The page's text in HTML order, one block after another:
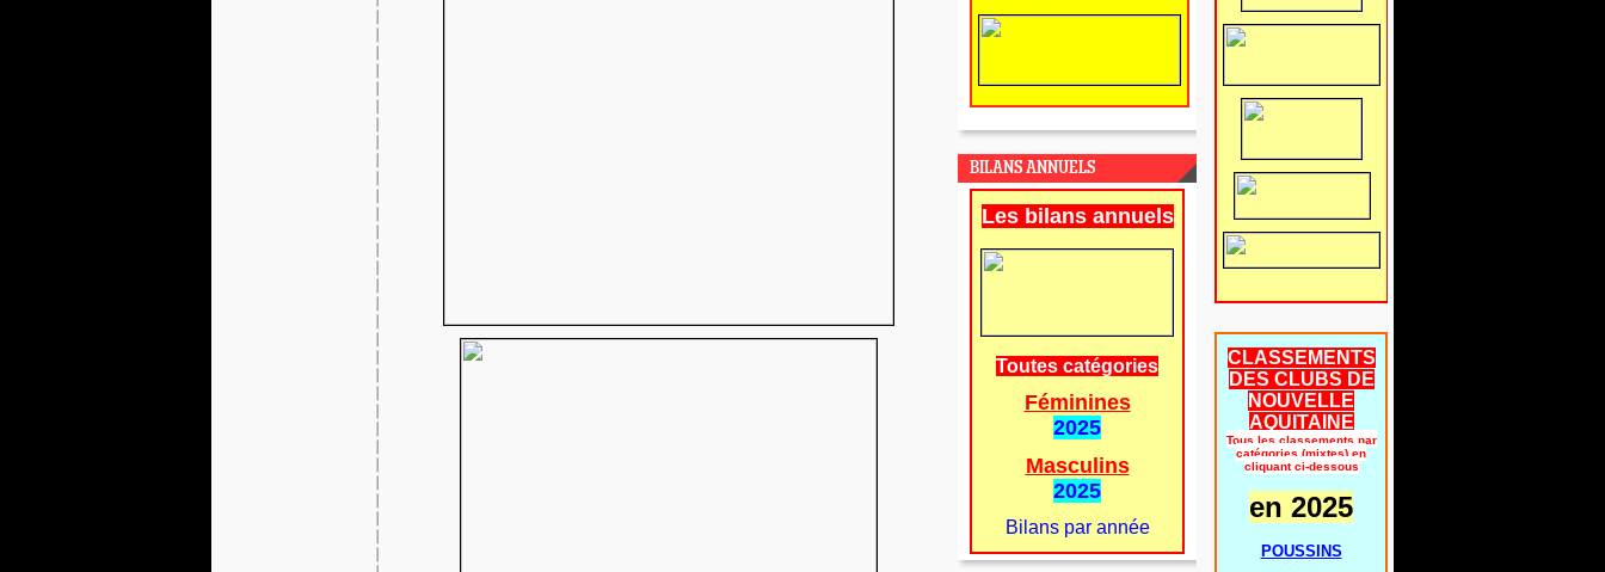
BILANS ANNUELS
Les bilans annuels
Toutes catégories
Féminines
2025
Masculins
2025
Bilans par année
CLASSEMENTS
DES CLUBS DE
NOUVELLE
AQUITAINE
Tous les classements par
catégories (mixtes) en
cliquant ci-dessous
en 2025
POUSSINS